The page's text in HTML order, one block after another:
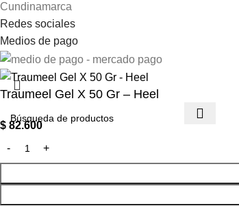
Cundinamarca
Redes sociales
Medios de pago
Traumeel Gel X 50 Gr – Heel
$ 82.600